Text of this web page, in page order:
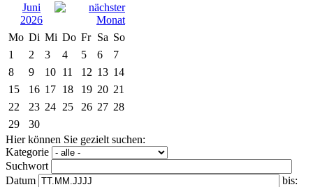
Juni
2026
Mo Di Mi Do Fr Sa So
1
2 3 4 5 6
7
8
9 10 11 12 13 14
15
16 17 18 19 20 21
22
23 24 25 26 27 28
29
30
Hier können Sie gezielt suchen:
Kategorie
Suchwort
Datum
bis: